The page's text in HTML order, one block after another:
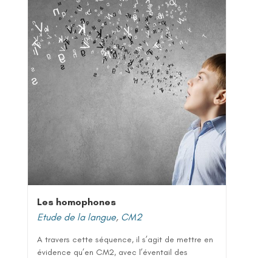
Les homophones
Etude de la langue, CM2
A travers cette séquence, il s’agit de mettre en
évidence qu’en CM2, avec l’éventail des